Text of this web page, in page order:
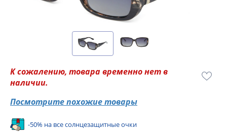
К сожалению, товара временно нет в
наличии.
Посмотрите похожие товары
-50% на все солнцезащитные очки